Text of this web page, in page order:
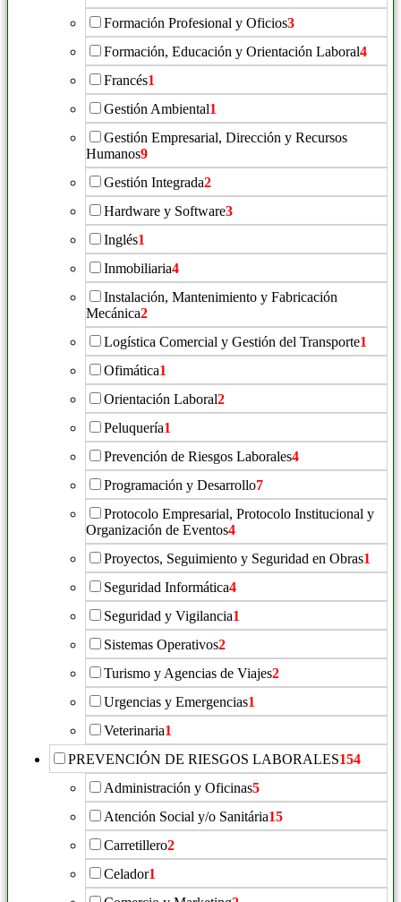
Formación Profesional y Oficios3
Formación, Educación y Orientación Laboral4
Francés1
Gestión Ambiental1
Gestión Empresarial, Dirección y Recursos
Humanos9
Gestión Integrada2
Hardware y Software3
Inglés1
Inmobiliaria4
Instalación, Mantenimiento y Fabricación
Mecánica2
Logística Comercial y Gestión del Transporte1
Ofimática1
Orientación Laboral2
Peluquería1
Prevención de Riesgos Laborales4
Programación y Desarrollo7
Protocolo Empresarial, Protocolo Institucional y
Organización de Eventos4
Proyectos, Seguimiento y Seguridad en Obras1
Seguridad Informática4
Seguridad y Vigilancia1
Sistemas Operativos2
Turismo y Agencias de Viajes2
Urgencias y Emergencias1
Veterinaria1
PREVENCIÓN DE RIESGOS LABORALES154
Administración y Oficinas5
Atención Social y/o Sanitária15
Carretillero2
Celador1